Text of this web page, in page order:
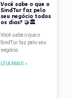
Você sabe o que o
SindTur faz pelo
seu negócio todos
os dias? 🤝🏛
Você sabe o que o
SindTur faz pelo seu
negócio
LEIA MAIS »